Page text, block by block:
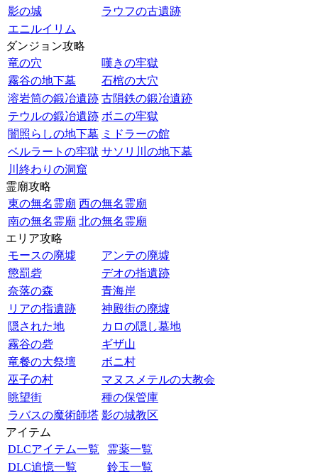
影の城
ラウフの古遺跡
エニルイリム
ダンジョン攻略
竜の穴
嘆きの牢獄
霧谷の地下墓
石棺の大穴
溶岩筒の鍛冶遺跡 古隕鉄の鍛冶遺跡
テウルの鍛冶遺跡 ボニの牢獄
闇照らしの地下墓 ミドラーの館
ベルラートの牢獄 サソリ川の地下墓
川終わりの洞窟
霊廟攻略
東の無名霊廟 西の無名霊廟
南の無名霊廟 北の無名霊廟
エリア攻略
モースの廃墟
アンテの廃墟
懲罰砦
デオの指遺跡
奈落の森
青海岸
リアの指遺跡
神殿街の廃墟
隠された地
カロの隠し墓地
霧谷の砦
ギザ山
竜餐の大祭壇
ボニ村
巫子の村
マヌスメテルの大教会
眺望街
種の保管庫
ラバスの魔術師塔 影の城教区
アイテム
DLCアイテム一覧
霊薬一覧
DLC追憶一覧
鈴玉一覧